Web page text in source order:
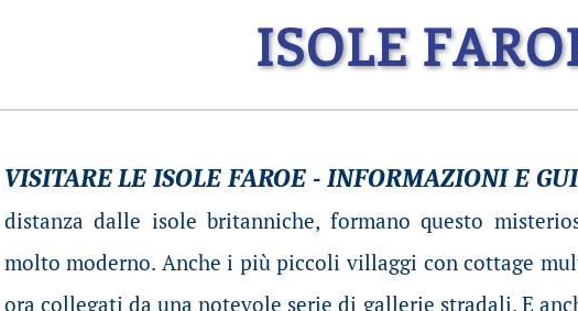
ISOLE
VISITARE LE ISOLE FAROE - INFORMAZIONI E
distanza dalle isole britanniche, formano questo
molto moderno. Anche i più piccoli villaggi con cottage
ora collegati da una notevole serie di gallerie stradali. E